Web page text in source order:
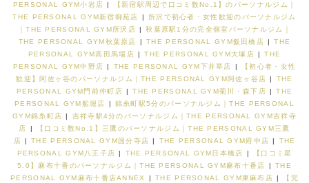
PERSONAL GYM小岩店
【新宿駅周辺で口コミ数No.1】のパーソナルジム｜
THE PERSONAL GYM新宿御苑店
所沢で初心者・女性歓迎のパーソナルジム
｜THE PERSONAL GYM所沢店
秋葉原駅1分の完全個室パーソナルジム｜
THE PERSONAL GYM秋葉原店
THE PERSONAL GYM飯田橋店
THE
PERSONAL GYM高田馬場店
THE PERSONAL GYM大塚店
THE
PERSONAL GYM中野店
THE PERSONAL GYM下井草店
【初心者・女性
歓迎】阿佐ヶ谷のパーソナルジム｜THE PERSONAL GYM阿佐ヶ谷店
THE
PERSONAL GYM門前仲町店
THE PERSONAL GYM菊川・森下店
THE
PERSONAL GYM船堀店
錦糸町駅5分のパーソナルジム｜THE PERSONAL
GYM錦糸町店
吉祥寺駅4分のパーソナルジム｜THE PERSONAL GYM吉祥寺
店
【口コミ数No.1】三鷹のパーソナルジム｜THE PERSONAL GYM三鷹
店
THE PERSONAL GYM国分寺店 THE PERSONAL GYM府中店
THE
PERSONAL GYM八王子店
THE PERSONAL GYM日本橋店
【口コミ星
5.0】麻布十番のパーソナルジム｜THE PERSONAL GYM麻布十番店
THE
PERSONAL GYM麻布十番店ANNEX
THE PERSONAL GYM東麻布店
【完